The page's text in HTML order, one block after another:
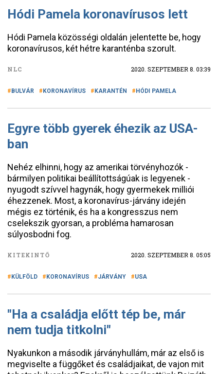
Hódi Pamela koronavírusos lett
Hódi Pamela közösségi oldalán jelentette be, hogy
koronavírusos, két hétre karanténba szorult.
NLC 2020. SZEPTEMBER 8. 03:39
BULVÁR KORONAVÍRUS KARANTÉN HÓDI PAMELA
Egyre több gyerek éhezik az USA-
ban
Nehéz elhinni, hogy az amerikai törvényhozók -
bármilyen politikai beállítottságúak is legyenek -
nyugodt szívvel hagynák, hogy gyermekek milliói
éhezzenek. Most, a koronavírus-járvány idején
mégis ez történik, és ha a kongresszus nem
cselekszik gyorsan, a probléma hamarosan
súlyosbodni fog.
KITEKINTŐ 2020. SZEPTEMBER 8. 05:05
KÜLFÖLD KORONAVÍRUS JÁRVÁNY USA
"Ha a családja előtt tép be, már
nem tudja titkolni"
Nyakunkon a második járványhullám, már az első is
megviselte a függőket és családjaikat, de vajon mit